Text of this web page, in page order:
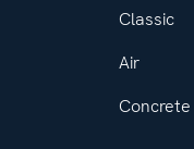
Classic
Air
Concrete